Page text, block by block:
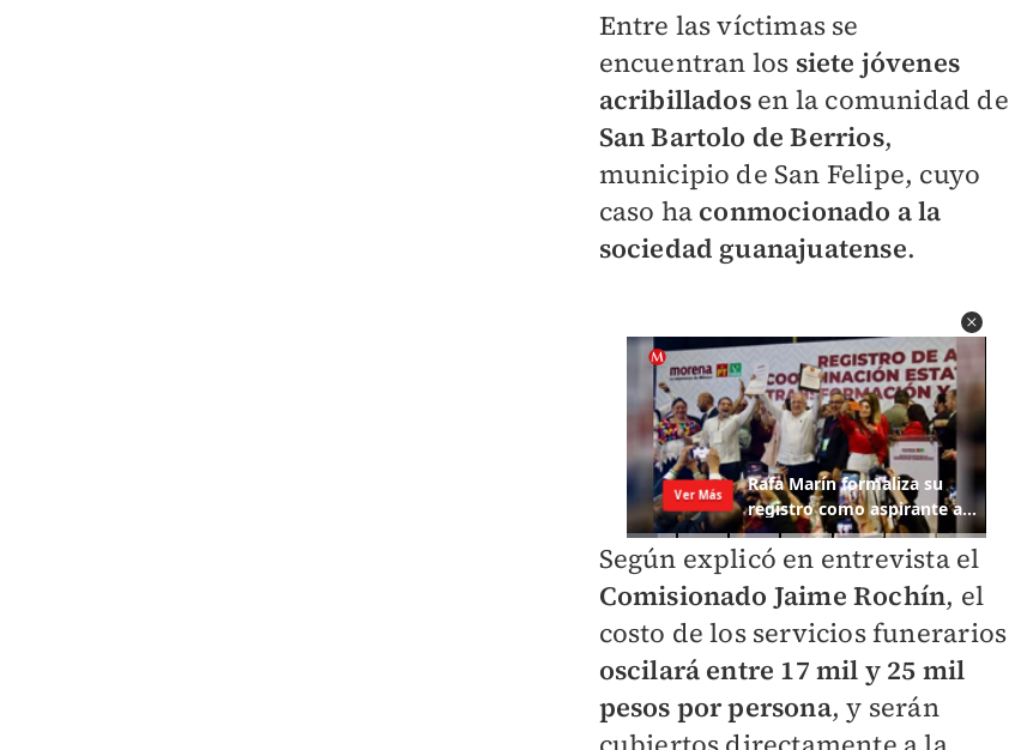
Entre las víctimas se
encuentran los siete jóvenes
acribilladosen la comunidad de
San Bartolo de Berrios,
municipio de San Felipe, cuyo
caso ha conmocionado a la
sociedad guanajuatense.
Según explicó en entrevista el
Comisionado Jaime Rochín, el
costo de los servicios funerarios
oscilará entre 17 mil y 25 mil
pesos por persona, y serán